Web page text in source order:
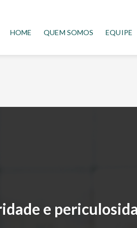
HOME QUEM SOMOS EQUIPE
e